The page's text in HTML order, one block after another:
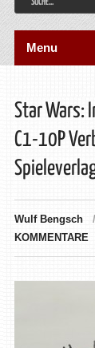
Menu
Star Wars:
C1-10P
Wulf Bengsch
KOMMENTARE